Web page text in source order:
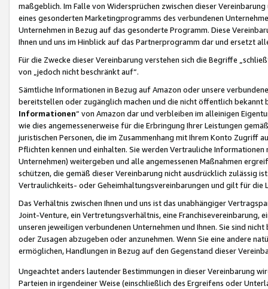
maßgeblich. Im Falle von Widersprüchen zwischen dieser
eines gesonderten Marketingprogramms des verbundenen
Unternehmen in Bezug auf das gesonderte Programm. Diese
Ihnen und uns im Hinblick auf das Partnerprogramm dar und ersetzt
Für die Zwecke dieser Vereinbarung verstehen sich die Begriffe
von „jedoch nicht beschränkt auf“.
Sämtliche Informationen in Bezug auf Amazon oder unsere
bereitstellen oder zugänglich machen und die nicht öffentlich
Informationen“ von Amazon dar und verbleiben im alleinigen
wie dies angemessenerweise für die Erbringung Ihrer Leistungen
juristischen Personen, die im Zusammenhang mit Ihrem Konto
Pflichten kennen und einhalten. Sie werden Vertrauliche
Unternehmen) weitergeben und alle angemessenen Maßnahmen
schützen, die gemäß dieser Vereinbarung nicht ausdrücklich zulässig
Vertraulichkeits- oder Geheimhaltungsvereinbarungen und gilt für die
Das Verhältnis zwischen Ihnen und uns ist das unabhängiger
Joint-Venture, ein Vertretungsverhältnis, eine Franchisevereinbarung,
unseren jeweiligen verbundenen Unternehmen und Ihnen. Sie sind
oder Zusagen abzugeben oder anzunehmen. Wenn Sie eine andere
ermöglichen, Handlungen in Bezug auf den Gegenstand dieser
Ungeachtet anders lautender Bestimmungen in dieser Vereinbarung
Parteien in irgendeiner Weise (einschließlich des Ergreifens oder